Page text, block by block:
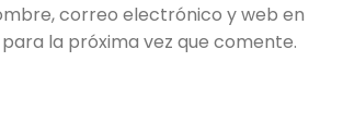
correo electrónico y web en
la próxima vez que comente.